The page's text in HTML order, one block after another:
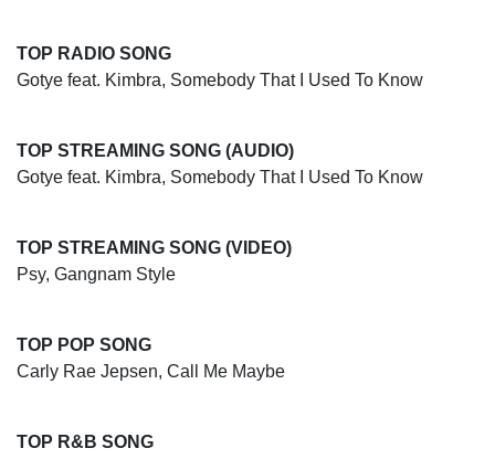
TOP RADIO SONG
Gotye feat. Kimbra, Somebody That I Used To Know
TOP STREAMING SONG (AUDIO)
Gotye feat. Kimbra, Somebody That I Used To Know
TOP STREAMING SONG (VIDEO)
Psy, Gangnam Style
TOP POP SONG
Carly Rae Jepsen, Call Me Maybe
TOP R&B SONG